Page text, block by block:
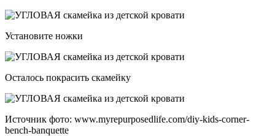
Установите ножки
Осталось покрасить скамейку
Источник фото: www.myrepurposedlife.com/diy-kids-corner-
bench-banquette